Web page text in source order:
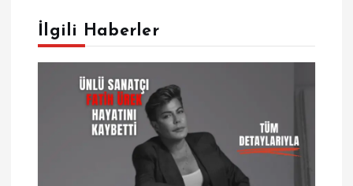
g
e
İlgili Haberler